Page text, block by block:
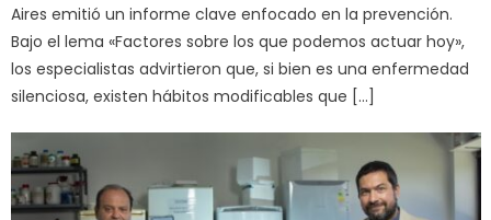
Aires emitió un informe clave enfocado en la prevención.
Bajo el lema «Factores sobre los que podemos actuar hoy»,
los especialistas advirtieron que, si bien es una enfermedad
silenciosa, existen hábitos modificables que […]